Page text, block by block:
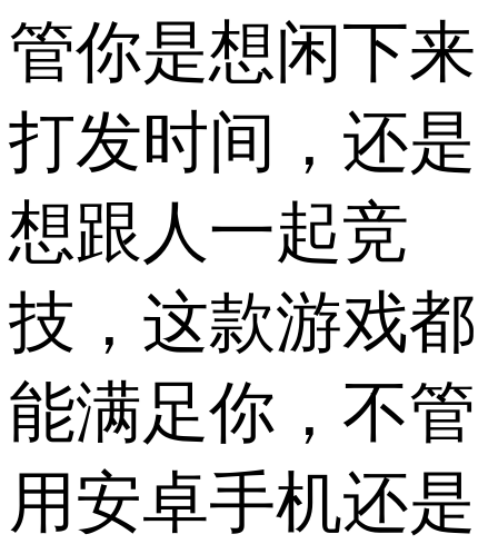
管你是想闲下来
打发时间，还是
想跟人一起竞
技，这款游戏都
能满足你，不管
用安卓手机还是